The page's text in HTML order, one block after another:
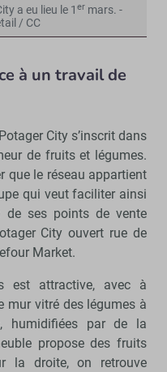
a eu lieu le 1 er mars. -
/ CC
à un travail de
City s’inscrit dans
de fruits et légumes.
que le réseau appartient
qui veut faciliter ainsi
de ses points de vente
City ouvert rue de
Market.
est attractive, avec à
mur vitré des légumes à
humidifiées par de la
propose des fruits
la droite, on retrouve